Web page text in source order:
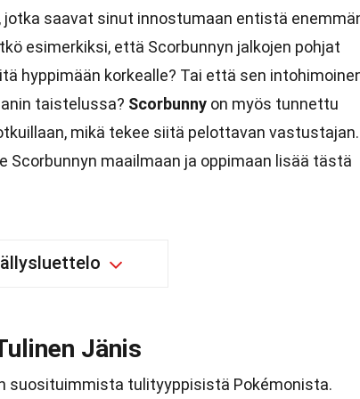
saavat sinut innostumaan entistä
esimerkiksi, että Scorbunnyn jalkojen pohjat
hyppimään korkealle? Tai että sen
taistelussa? Scorbunny on myös tunnettu
mikä tekee siitä pelottavan vastustajan.
maailmaan ja oppimaan lisää tästä
Jänis
suosituimmista tulityyppisistä Pokémonista.